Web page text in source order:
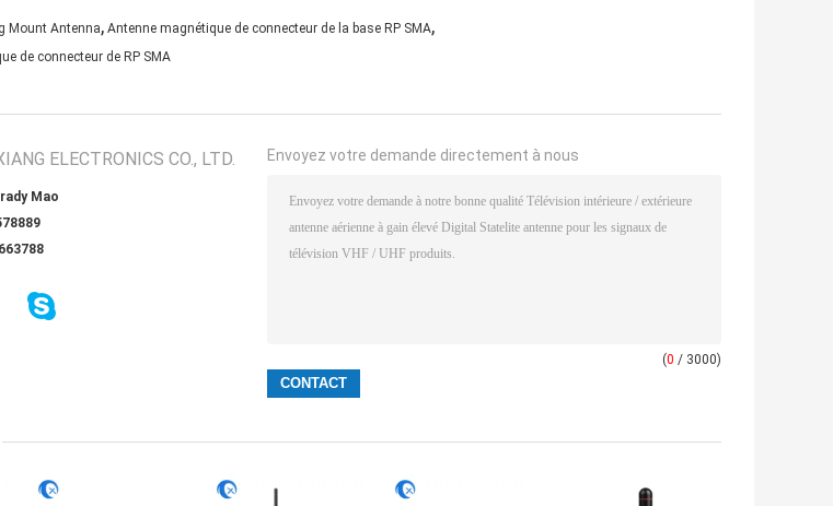
Mount Antenna, Antenne magnétique de connecteur de la base RP SMA,
de connecteur de RP SMA
ELECTRONICS CO., LTD.
Mao
Envoyez votre demande directement à nous
(0 / 3000)